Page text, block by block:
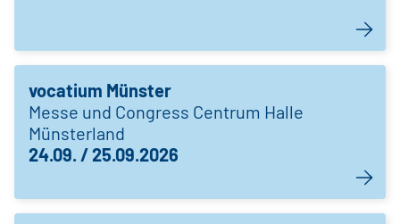
vocatium Münster
Messe und Congress Centrum Halle
Münsterland
24.09. / 25.09.2026